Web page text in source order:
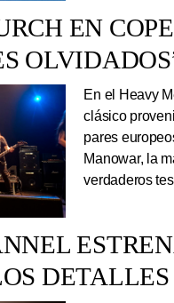
EN
En el Heavy
clásico
pares
Manowar, la
verdaderos